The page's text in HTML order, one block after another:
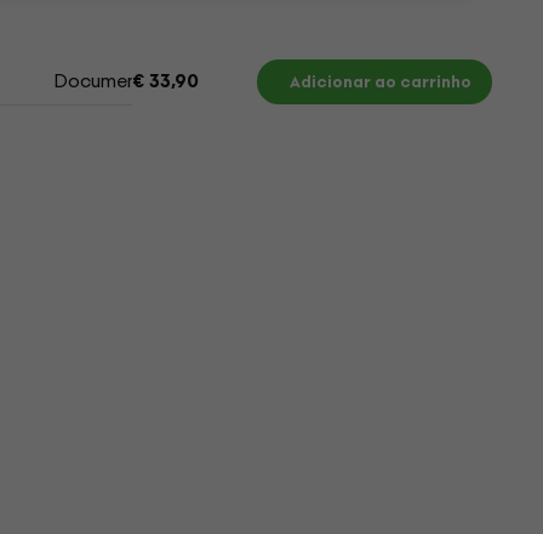
Documentos
€ 33,90 Adicionar ao carrinho